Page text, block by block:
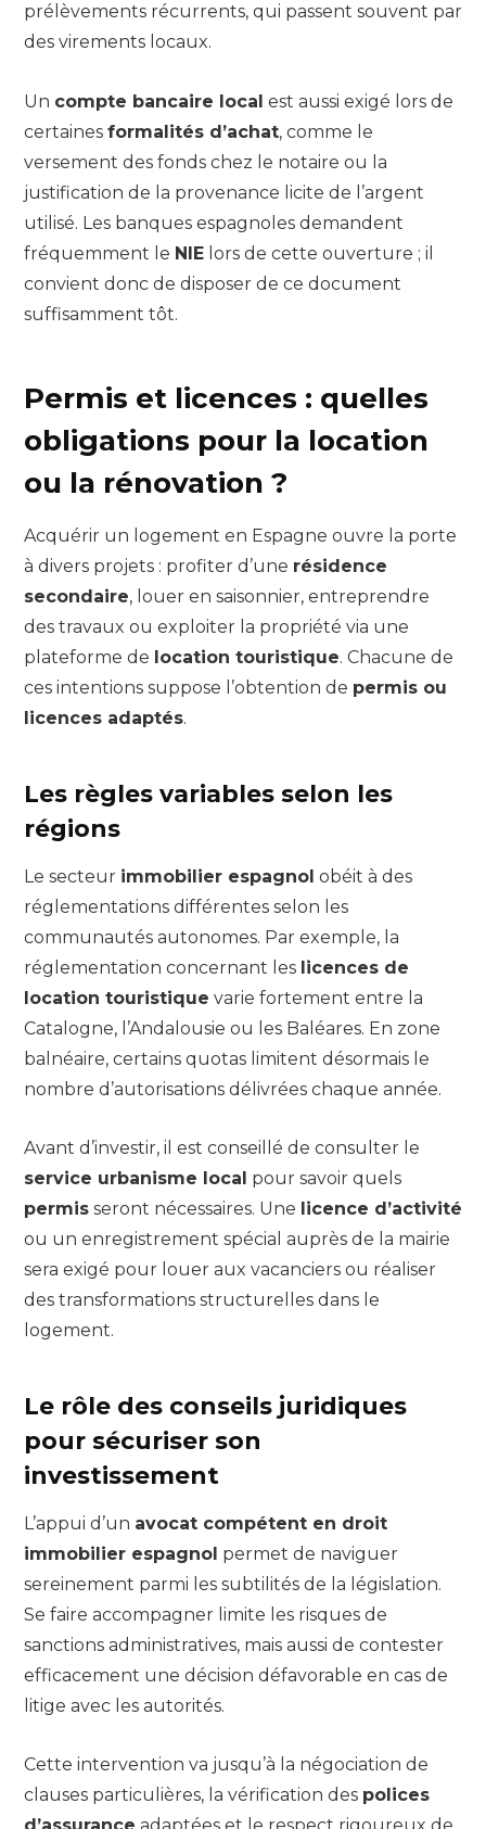
prélèvements récurrents, qui passent souvent par
des virements locaux.
Un compte bancaire local est aussi exigé lors de
certaines formalités d’achat, comme le
versement des fonds chez le notaire ou la
justification de la provenance licite de l’argent
utilisé. Les banques espagnoles demandent
fréquemment le NIE lors de cette ouverture ; il
convient donc de disposer de ce document
suffisamment tôt.
Permis et licences : quelles
obligations pour la location
ou la rénovation ?
Acquérir un logement en Espagne ouvre la porte
à divers projets : profiter d’une résidence
secondaire, louer en saisonnier, entreprendre
des travaux ou exploiter la propriété via une
plateforme de location touristique. Chacune de
ces intentions suppose l’obtention de permis ou
licences adaptés.
Les règles variables selon les
régions
Le secteur immobilier espagnol obéit à des
réglementations différentes selon les
communautés autonomes. Par exemple, la
réglementation concernant les licences de
location touristique varie fortement entre la
Catalogne, l’Andalousie ou les Baléares. En zone
balnéaire, certains quotas limitent désormais le
nombre d’autorisations délivrées chaque année.
Avant d’investir, il est conseillé de consulter le
service urbanisme local pour savoir quels
permis seront nécessaires. Une licence d’activité
ou un enregistrement spécial auprès de la mairie
sera exigé pour louer aux vacanciers ou réaliser
des transformations structurelles dans le
logement.
Le rôle des conseils juridiques
pour sécuriser son
investissement
L’appui d’un avocat compétent en droit
immobilier espagnol permet de naviguer
sereinement parmi les subtilités de la législation.
Se faire accompagner limite les risques de
sanctions administratives, mais aussi de contester
efficacement une décision défavorable en cas de
litige avec les autorités.
Cette intervention va jusqu’à la négociation de
clauses particulières, la vérification des polices